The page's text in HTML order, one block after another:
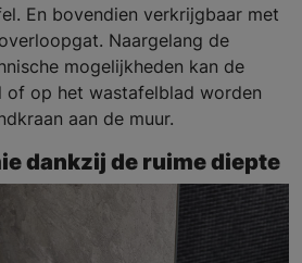
En bovendien verkrijgbaar met
Naargelang de
mogelijkheden kan de
of op het wastafelblad worden
aan de muur.
dankzij de ruime diepte